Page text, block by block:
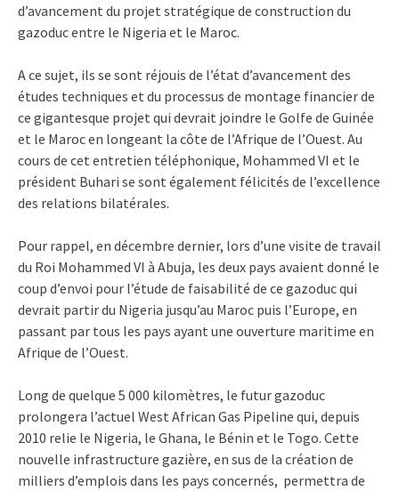
d’avancement du projet stratégique de construction du
gazoduc entre le Nigeria et le Maroc.
A ce sujet, ils se sont réjouis de l’état d’avancement des
études techniques et du processus de montage financier de
ce gigantesque projet qui devrait joindre le Golfe de Guinée
et le Maroc en longeant la côte de l’Afrique de l’Ouest. Au
cours de cet entretien téléphonique, Mohammed VI et le
président Buhari se sont également félicités de l’excellence
des relations bilatérales.
Pour rappel, en décembre dernier, lors d’une visite de travail
du Roi Mohammed VI à Abuja, les deux pays avaient donné le
coup d’envoi pour l’étude de faisabilité de ce gazoduc qui
devrait partir du Nigeria jusqu’au Maroc puis l’Europe, en
passant par tous les pays ayant une ouverture maritime en
Afrique de l’Ouest.
Long de quelque 5 000 kilomètres, le futur gazoduc
prolongera l’actuel West African Gas Pipeline qui, depuis
2010 relie le Nigeria, le Ghana, le Bénin et le Togo. Cette
nouvelle infrastructure gazière, en sus de la création de
milliers d’emplois dans les pays concernés, permettra de